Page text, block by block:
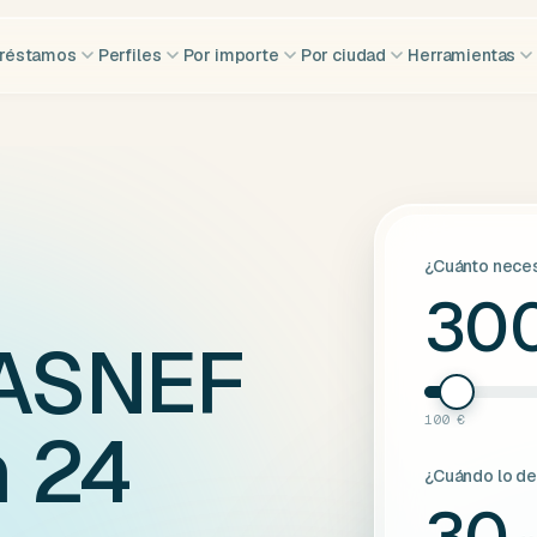
Perfiles Por importe Por ciudad Herramientas
24
¿Cuánto
100 €
¿Cuándo lo